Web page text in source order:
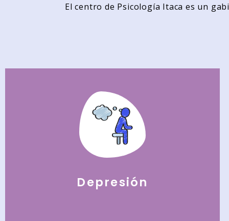
El centro de Psicología Itaca es un
Depresión